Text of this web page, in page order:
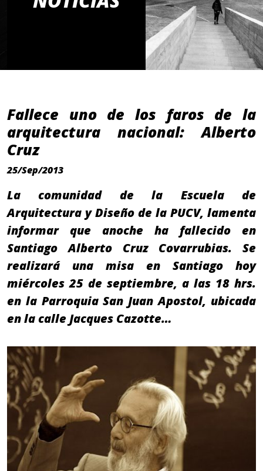
Fallece uno de los faros de la
arquitectura nacional: Alberto
Cruz
25/Sep/2013
La comunidad de la Escuela de
Arquitectura y Diseño de la PUCV, lamenta
informar que anoche ha fallecido en
Santiago Alberto Cruz Covarrubias. Se
realizará una misa en Santiago hoy
miércoles 25 de septiembre, a las 18 hrs.
en la Parroquia San Juan Apostol, ubicada
en la calle Jacques Cazotte…